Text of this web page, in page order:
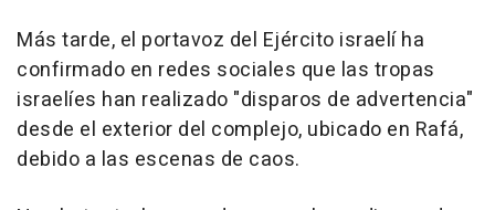
Más tarde, el portavoz del Ejército israelí ha
confirmado en redes sociales que las tropas
israelíes han realizado "disparos de advertencia"
desde el exterior del complejo, ubicado en Rafá,
debido a las escenas de caos.